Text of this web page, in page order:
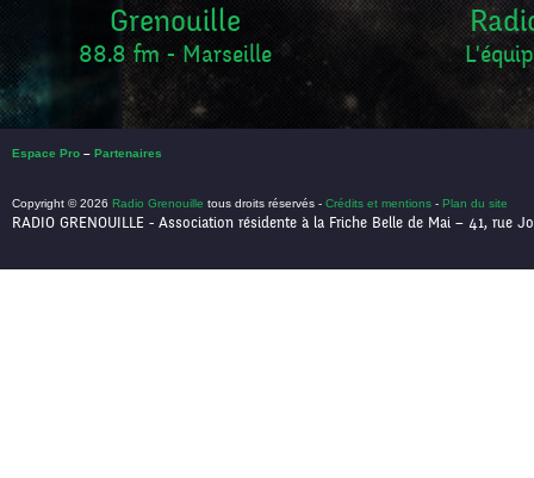
Grenouille
88.8 fm - Marseille
Espace Pro – Partenaires
Copyright © 2026 Radio Grenouille tous droits réservés - Crédits et mentions - Plan du site
RADIO GRENOUILLE - Association résidente à la Friche Belle de Mai – 41, rue